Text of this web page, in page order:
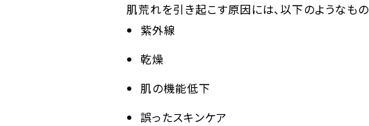
肌荒れを引き起こす原因には、以下のようなもの
紫外線
乾燥
肌の機能低下
誤ったスキンケア